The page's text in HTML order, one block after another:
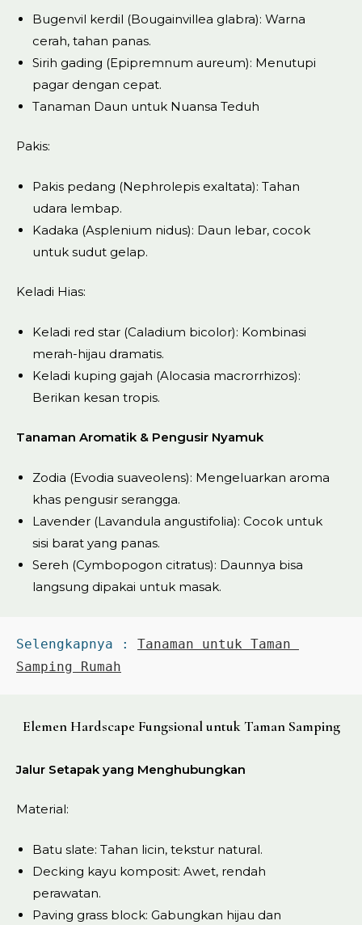
Bugenvil kerdil (Bougainvillea glabra): Warna
cerah, tahan panas.
Sirih gading (Epipremnum aureum): Menutupi
pagar dengan cepat.
Tanaman Daun untuk Nuansa Teduh
Pakis:
Pakis pedang (Nephrolepis exaltata): Tahan
udara lembap.
Kadaka (Asplenium nidus): Daun lebar, cocok
untuk sudut gelap.
Keladi Hias:
Keladi red star (Caladium bicolor): Kombinasi
merah-hijau dramatis.
Keladi kuping gajah (Alocasia macrorrhizos):
Berikan kesan tropis.
Tanaman Aromatik & Pengusir Nyamuk
Zodia (Evodia suaveolens): Mengeluarkan aroma
khas pengusir serangga.
Lavender (Lavandula angustifolia): Cocok untuk
sisi barat yang panas.
Sereh (Cymbopogon citratus): Daunnya bisa
langsung dipakai untuk masak.
Selengkapnya : Tanaman untuk Taman
Samping Rumah
Elemen Hardscape Fungsional untuk Taman Samping
Jalur Setapak yang Menghubungkan
Material:
Batu slate: Tahan licin, tekstur natural.
Decking kayu komposit: Awet, rendah
perawatan.
Paving grass block: Gabungkan hijau dan